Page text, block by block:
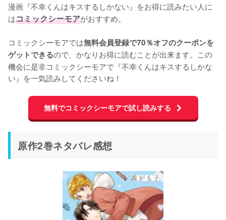
漫画『不幸くんはキスするしかない』をお得に読みたい人に
はコミックシーモアがおすすめ。
コミックシーモアでは無料会員登録で70％オフのクーポンを
ゲットできるので、かなりお得に読むことが出来ます。この
機会に是非コミックシーモアで『不幸くんはキスするしかな
い』を一気読みしてくださいね！
無料でコミックシーモアで試し読みする
原作2巻ネタバレ感想